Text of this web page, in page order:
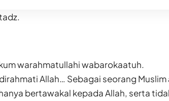
warahmatullahi wabarokaatuh.
Allah… Sebagai seorang
bertawakal kepada Allah, serta